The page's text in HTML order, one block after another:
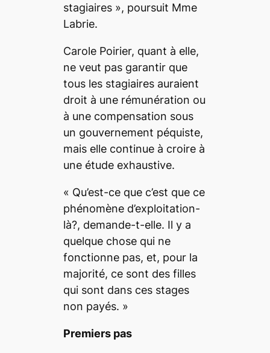
stagiaires», poursuit Mme
Labrie.
Carole Poirier, quant à elle,
ne veut pas garantir que
tous les stagiaires auraient
droit à une rémunération ou
à une compensation sous
un gouvernement péquiste,
mais elle continue à croire à
une étude exhaustive.
« Qu’est-ce que c’est que ce
phénomène d’exploitation-
là?, demande-t-elle. Il y a
quelque chose qui ne
fonctionne pas, et, pour la
majorité, ce sont des filles
qui sont dans ces stages
non payés. »
Premiers pas